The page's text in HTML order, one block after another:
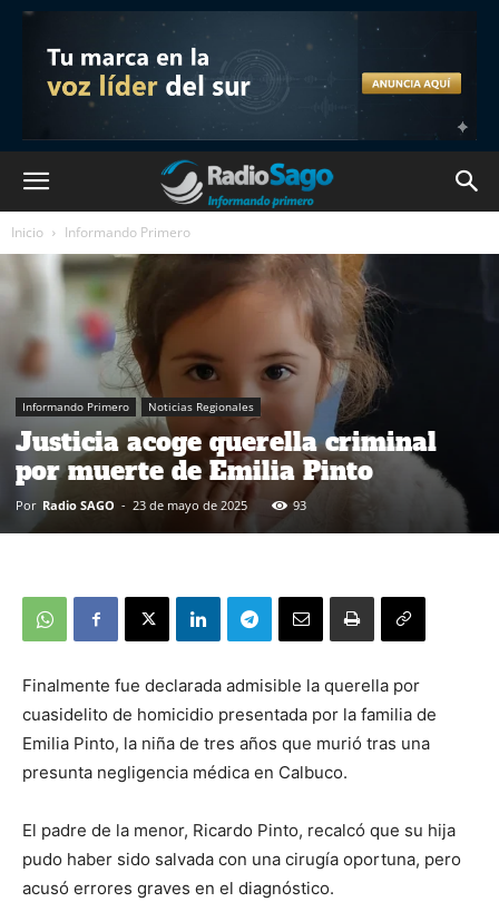
Inicio Informando Primero
Informando Primero Noticias Regionales
Justicia acoge querella criminal
por muerte de Emilia Pinto
Por Radio SAGO - 23 de mayo de 2025 93
Finalmente fue declarada admisible la querella por
cuasidelito de homicidio presentada por la familia de
Emilia Pinto, la niña de tres años que murió tras una
presunta negligencia médica en Calbuco.
El padre de la menor, Ricardo Pinto, recalcó que su hija
pudo haber sido salvada con una cirugía oportuna, pero
acusó errores graves en el diagnóstico.